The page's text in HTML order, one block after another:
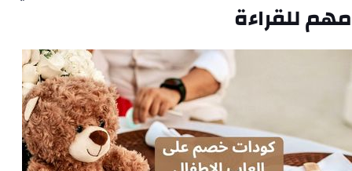
مهم للقراءة